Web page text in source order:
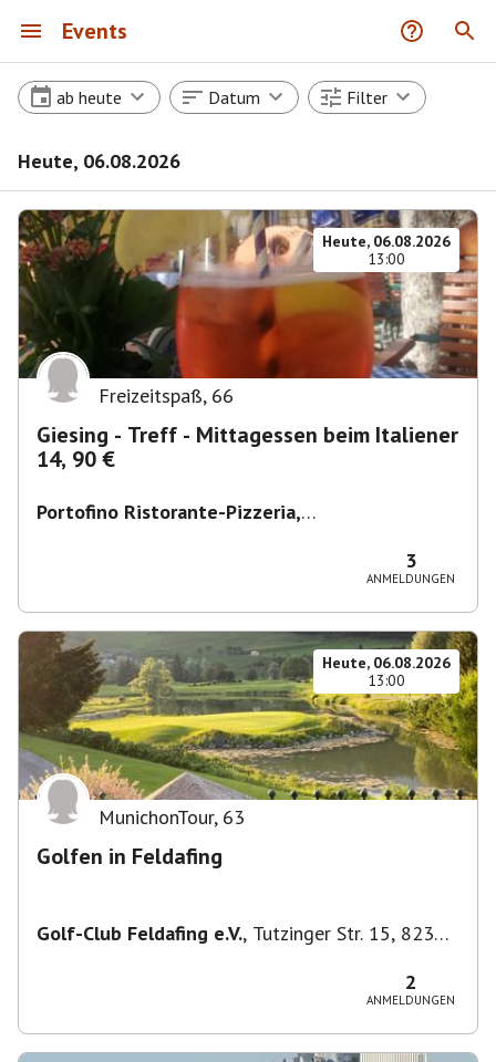
Events
ab heute Datum Filter
Heute, 06.08.2026
Heute, 06.08.2026
13:00
Freizeitspaß, 66
Giesing - Treff - Mittagessen beim Italiener
14, 90 €
Portofino Ristorante-Pizzeria,
3
ANMELDUNGEN
Heute, 06.08.2026
13:00
MunichonTour, 63
Golfen in Feldafing
Golf-Club Feldafing e.V., Tutzinger Str. 15, 82340
2
ANMELDUNGEN